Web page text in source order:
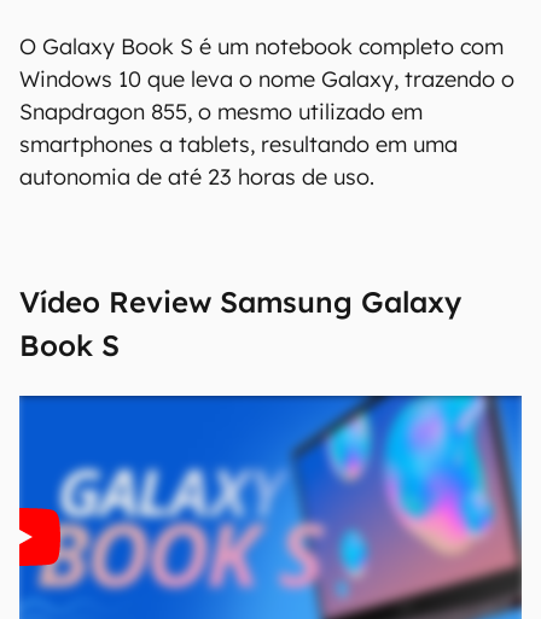
O Galaxy Book S é um notebook completo com
Windows 10 que leva o nome Galaxy, trazendo o
Snapdragon 855, o mesmo utilizado em
smartphones a tablets, resultando em uma
autonomia de até 23 horas de uso.
Vídeo Review Samsung Galaxy
Book S
O Canaltech mantém esforço constante para
encontrar e manter atualizadas as
informações presentes em nossas fichas
técnicas, porém tenha em mente que
especificações e recursos podem variar entre
regiões e países. Portanto, recomendamos
que você visite o site oficial do fabricante ou